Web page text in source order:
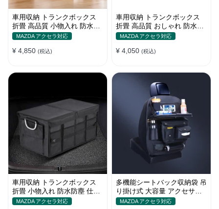
車用収納 トランクボックス
折畳 高品質 小物入れ 防水防
塵 屋外/キャンプ用 大容量 多
MAZDA アクセラ対応
¥ 4,850 (税込)
車用収納 トランクボックス
折畳 高品質 おしゃれ 防水防
塵 かわいい色 大容量 多機能
MAZDA アクセラ対応
¥ 4,050 (税込)
車用収納 トランクボックス
折畳 小物入れ 防水防塵 仕切
りデザイン ピクニッククーラ
MAZDA アクセラ対応
多機能シートバック収納袋 吊
り掛け式 大容量 アクセサリ
ー 防水 汎用 汚れ防止
MAZDA アクセラ対応